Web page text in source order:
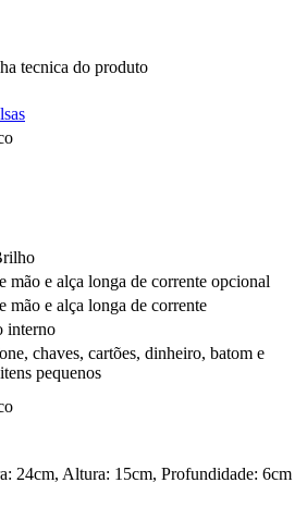
tecnica do produto
mão e alça longa de corrente opcional
mão e alça longa de corrente
interno
chaves, cartões, dinheiro, batom e
pequenos
24cm, Altura: 15cm, Profundidade: 6cm